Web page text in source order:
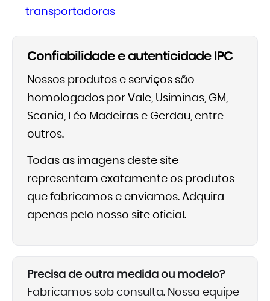
transportadoras
Confiabilidade e autenticidade IPC
Nossos produtos e serviços são
homologados por Vale, Usiminas, GM,
Scania, Léo Madeiras e Gerdau, entre
outros.
Todas as imagens deste site
representam exatamente os produtos
que fabricamos e enviamos. Adquira
apenas pelo nosso site oficial.
Precisa de outra medida ou modelo?
Fabricamos sob consulta. Nossa equipe